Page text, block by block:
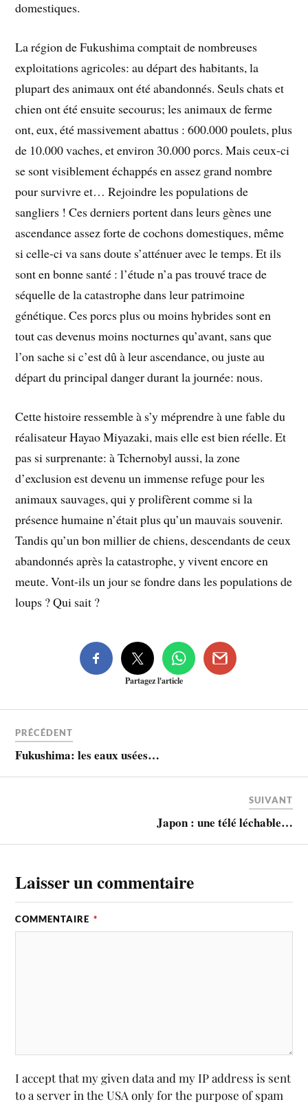
domestiques.
La région de Fukushima comptait de nombreuses
exploitations agricoles: au départ des habitants, la
plupart des animaux ont été abandonnés. Seuls chats et
chien ont été ensuite secourus; les animaux de ferme
ont, eux, été massivement abattus : 600.000 poulets, plus
de 10.000 vaches, et environ 30.000 porcs. Mais ceux-ci
se sont visiblement échappés en assez grand nombre
pour survivre et… Rejoindre les populations de
sangliers ! Ces derniers portent dans leurs gènes une
ascendance assez forte de cochons domestiques, même
si celle-ci va sans doute s’atténuer avec le temps. Et ils
sont en bonne santé : l’étude n’a pas trouvé trace de
séquelle de la catastrophe dans leur patrimoine
génétique. Ces porcs plus ou moins hybrides sont en
tout cas devenus moins nocturnes qu’avant, sans que
l’on sache si c’est dû à leur ascendance, ou juste au
départ du principal danger durant la journée: nous.
Cette histoire ressemble à s’y méprendre à une fable du
réalisateur Hayao Miyazaki, mais elle est bien réelle. Et
pas si surprenante: à Tchernobyl aussi, la zone
d’exclusion est devenu un immense refuge pour les
animaux sauvages, qui y prolifèrent comme si la
présence humaine n’était plus qu’un mauvais souvenir.
Tandis qu’un bon millier de chiens, descendants de ceux
abandonnés après la catastrophe, y vivent encore en
meute. Vont-ils un jour se fondre dans les populations de
loups ? Qui sait ?
Partagez l'article
PRÉCÉDENT
Fukushima: les eaux usées…
SUIVANT
Japon : une télé léchable…
Laisser un commentaire
COMMENTAIRE *
I accept that my given data and my IP address is sent
to a server in the USA only for the purpose of spam